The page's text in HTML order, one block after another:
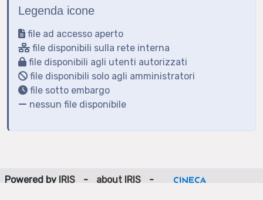
Legenda icone
file ad accesso aperto
file disponibili sulla rete interna
file disponibili agli utenti autorizzati
file disponibili solo agli amministratori
file sotto embargo
nessun file disponibile
Powered by IRIS - about IRIS
-